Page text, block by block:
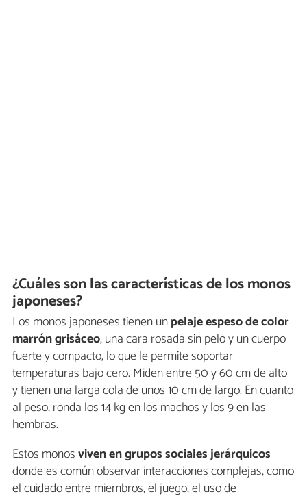
¿Cuáles son las características de los monos
japoneses?
Los monos japoneses tienen unpelaje espeso de color
marrón grisáceo, una cara rosada sin pelo y un cuerpo
fuerte y compacto, lo que le permite soportar
temperaturas bajo cero. Miden entre 50 y 60 cm de alto
y tienen una larga cola de unos 10 cm de largo. En cuanto
al peso, ronda los 14 kg en los machos y los 9 en las
hembras.
Estos monosviven en grupos sociales jerárquicos
donde es común observar interacciones complejas, como
el cuidado entre miembros, el juego, el uso de